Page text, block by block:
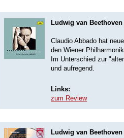
Ludwig van
Claudio Abbado hat
den Wiener
Im Unterschied zur
und aufregend.
Links:
zum Review
Ludwig van